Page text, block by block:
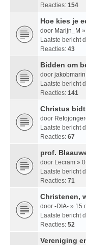
Reacties: 154
Hoe kies je
door Marijn_M
Laatste bericht
Reacties: 43
Bidden om
door jakobmarin
Laatste bericht
Reacties: 141
Christus
door
Laatste bericht
Reacties: 67
prof.
door Lecram »
Laatste bericht
Reacties: 71
Christenen,
door -DIA- » 15
Laatste bericht
Reacties: 52
Vereniging